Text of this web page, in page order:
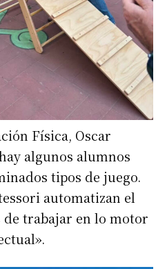
Física, Oscar
algunos alumnos
tipos de juego.
automatizan el
trabajar en lo motor